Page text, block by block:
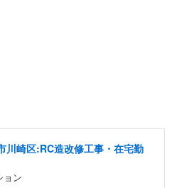
川崎区:RC造改修工事・在宅勤
ョン